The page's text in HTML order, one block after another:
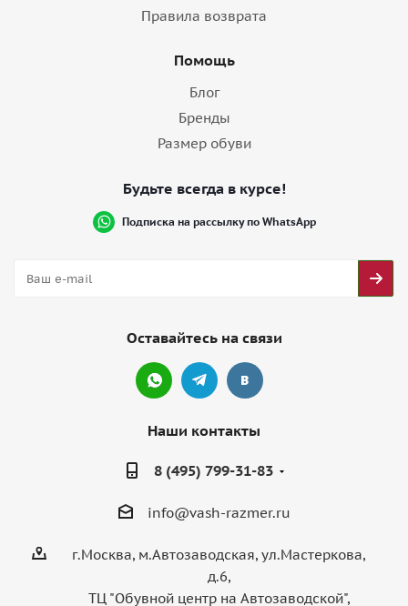
Правила возврата
Помощь
Блог
Бренды
Размер обуви
Будьте всегда в курсе!
Подписка на рассылку по WhatsApp
Оставайтесь на связи
Наши контакты
8 (495) 799-31-83
info@vash-razmer.ru
г.Москва, м.Автозаводская, ул.Мастеркова,
д.6,
ТЦ "Обувной центр на Автозаводской",